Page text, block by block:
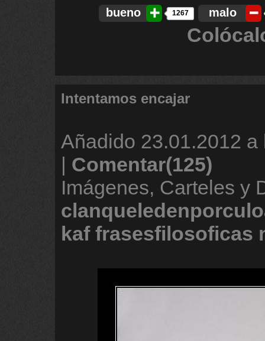
bueno 1267 malo
Intentamos encajar
Añadido 23.01.2012 a
| Comentar(125)
Imágenes, Carteles y
kaf frasesfilosoficas